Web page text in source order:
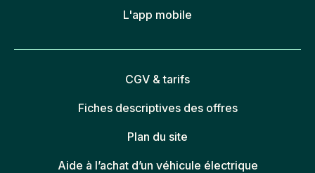
L'app mobile
CGV & tarifs
Fiches descriptives des offres
Plan du site
Aide à l’achat d’un véhicule électrique